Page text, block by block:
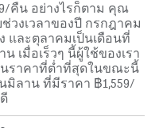
คืน อย่างไรก็ตาม คุณ
วงเวลาของปี กรกฎาคม
และตุลาคมเป็นเดือนที่
เมื่อเร็วๆ นี้ผู้ใช้ของเรา
นราคาที่ต่ำที่สุดในขณะนี้
มิลาน ที่มีราคา ฿1,559/